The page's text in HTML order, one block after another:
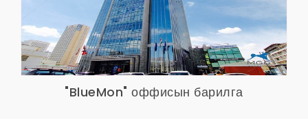
"BlueMon" оффисын барилга